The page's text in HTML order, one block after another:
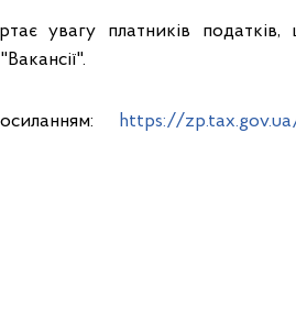
увагу платників
https://